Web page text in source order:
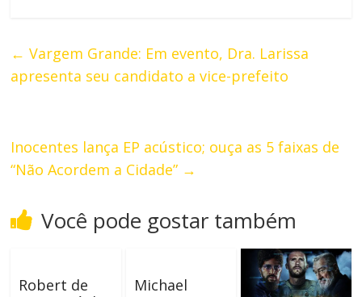
← Vargem Grande: Em evento, Dra. Larissa
apresenta seu candidato a vice-prefeito
Inocentes lança EP acústico; ouça as 5 faixas de
“Não Acordem a Cidade” →
Você pode gostar também
Robert de
Michael